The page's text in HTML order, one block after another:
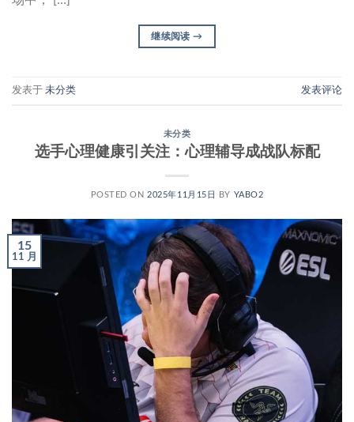
继续阅读→
发表于 未分类 发表评论
未分类
选手心理健康引关注：心理辅导成战队标配
POSTED ON 2025年11月15日 BY YABO2
15
11 月